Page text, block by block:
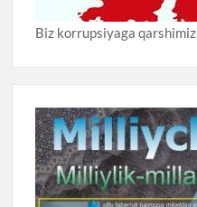
Biz korrupsiyaga qarshimiz